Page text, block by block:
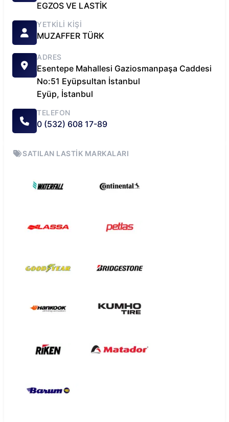
EGZOS VE LASTİK
YETKILI KIŞI
MUZAFFER TÜRK
ADRES
Esentepe Mahallesi Gaziosmanpaşa Caddesi
No:51 Eyüpsultan İstanbul
Eyüp, İstanbul
TELEFON
0 (532) 608 17-89
SATILAN LASTIK MARKALARI